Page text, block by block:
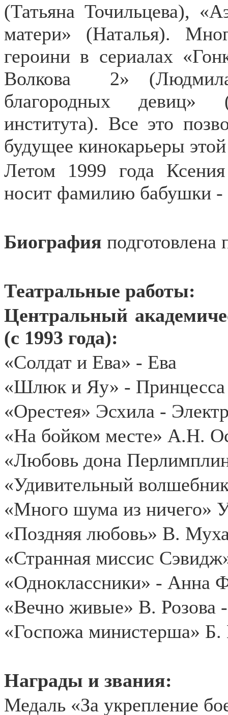
(Татьяна Точильцева),
матери» (Наталья).
героини в сериалах
Волкова
2»
благородных девиц»
института). Все это
будущее кинокарьеры
Летом 1999 года
носит фамилию бабушки -
Биография
Театральные работы:
Центральный
(с 1993 года):
«Солдат и Ева» - Ева
«Шлюк и Яу» - Принцесса
«Орестея» Эсхила -
«На бойком месте» А.Н.
«Любовь дона
«Удивительный
«Много шума из ничего»
«Поздняя любовь» В.
«Странная миссис
«Одноклассники» - Анна
«Вечно живые» В. Розова
«Госпожа министерша»
Награды и звания:
Медаль «За укрепление